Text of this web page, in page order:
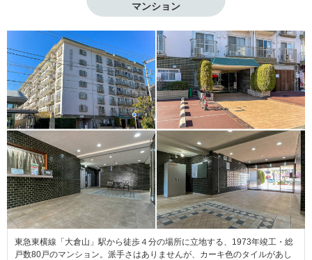
マンション
東急東横線「大倉山」駅から徒歩４分の場所に立地する、1973年竣工・総
戸数80戸のマンション。派手さはありませんが、カーキ色のタイルがあし